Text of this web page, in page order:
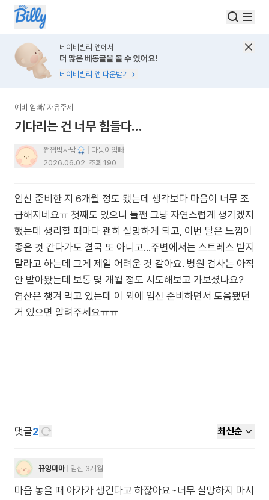
베이비빌리 앱에서
더 많은 베동글을 볼 수 있어요!
베이비빌리 앱 다운받기
예비 엄빠/ 자유주제
기다리는 건 너무 힘들다…
쩝쩝박사맘
다둥이엄빠
2026.06.02 조회 190
임신 준비한 지 6개월 정도 됐는데 생각보다 마음이 너무 조
급해지네요ㅠ 첫째도 있으니 둘짼 그냥 자연스럽게 생기겠지
했는데 생리할 때마다 괜히 실망하게 되고, 이번 달은 느낌이
좋은 것 같다가도 결국 또 아니고…주변에서는 스트레스 받지
말라고 하는데 그게 제일 어려운 것 같아요. 병원 검사는 아직
안 받아봤는데 보통 몇 개월 정도 시도해보고 가보셨나요?
엽산은 챙겨 먹고 있는데 이 외에 임신 준비하면서 도움됐던
거 있으면 알려주세요ㅠㅠ
댓글2 최신순
뀨잉마마 임신 3개월
마음 놓을 때 아가가 생긴다고 하잖아요~너무 실망하지 마시